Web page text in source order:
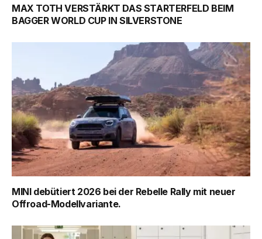
MAX TOTH VERSTÄRKT DAS STARTERFELD BEIM
BAGGER WORLD CUP IN SILVERSTONE
MINI debütiert 2026 bei der Rebelle Rally mit neuer
Offroad-Modellvariante.